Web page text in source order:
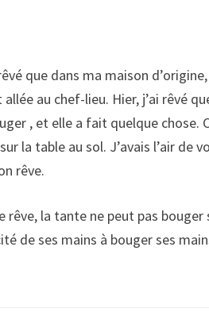
que dans ma maison
au chef-lieu. Hier, j’ai rêvé
, et elle a fait quelque chose.
la table au sol. J’avais l’air de
rêve.
rêve, la tante ne peut pas
de ses mains à bouger ses